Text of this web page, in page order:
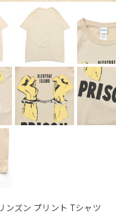
ンズン プリント Tシャツ